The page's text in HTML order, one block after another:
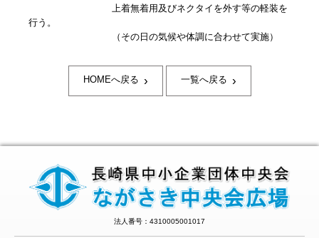
上着無着用及びネクタイを外す等の軽装を
行う。
（その日の気候や体調に合わせて実施）
HOMEへ戻る › 一覧へ戻る ›
法人番号：4310005001017